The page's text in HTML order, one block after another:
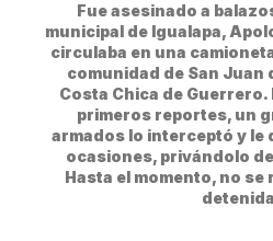
Fue asesinado a
municipal de Igualapa,
circulaba en una
comunidad de San Juan
Costa Chica de
primeros reportes, un
armados lo interceptó y le
ocasiones, privándolo
Hasta el momento, no